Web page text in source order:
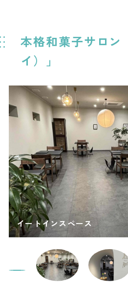
本格和菓子サロン
イ）」